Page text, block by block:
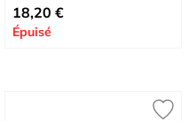
Prix spécial
18,20 €
Épuisé